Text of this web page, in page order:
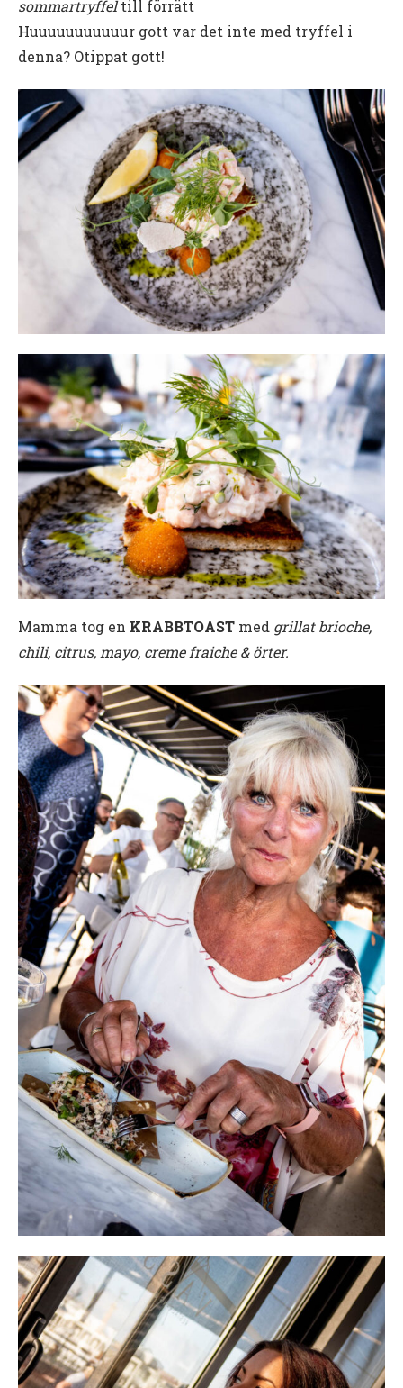
sommartryffeltill förrätt
Huuuuuuuuuuur gott var det inte med tryffel i
denna? Otippat gott!
Mamma tog en KRABBTOAST med grillat brioche,
chili, citrus, mayo, creme fraiche & örter.